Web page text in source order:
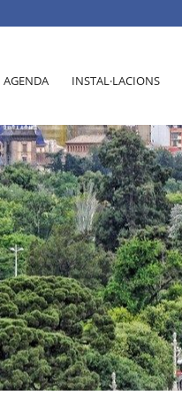
AGENDA INSTAL·LACIONS